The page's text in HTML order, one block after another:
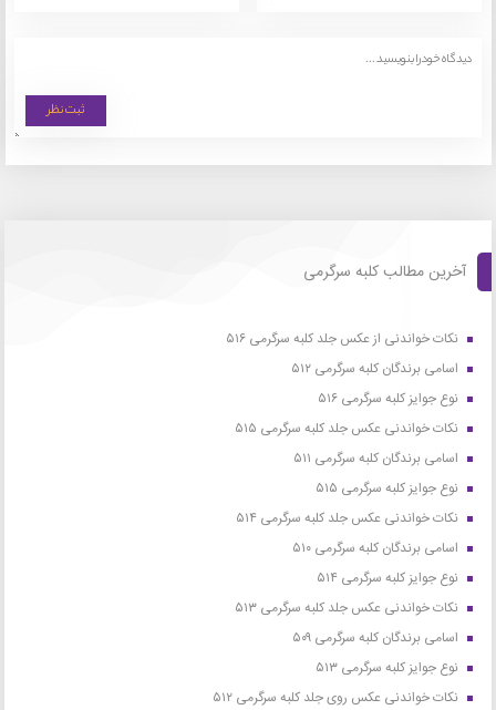
آخرین مطالب کلبه سرگرمی
نکات خواندنی از عکس جلد کلبه سرگرمی ۵۱۶
اسامی برندگان کلبه سرگرمی ۵۱۲
نوع جوایز کلبه سرگرمی ۵۱۶
نکات خواندنی عکس جلد کلبه سرگرمی ۵۱۵
اسامی برندگان کلبه سرگرمی ۵۱۱
نوع جوایز کلبه سرگرمی ۵۱۵
نکات خواندنی عکس جلد کلبه سرگرمی ۵۱۴
اسامی برندگان کلبه سرگرمی ۵۱۰
نوع جوایز کلبه سرگرمی ۵۱۴
نکات خواندنی عکس جلد کلبه سرگرمی ۵۱۳
اسامی برندگان کلبه سرگرمی ۵۰۹
نوع جوایز کلبه سرگرمی ۵۱۳
نکات خواندنی عکس روی جلد کلبه سرگرمی ۵۱۲